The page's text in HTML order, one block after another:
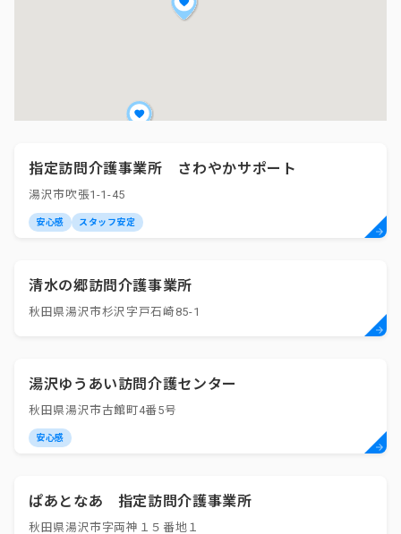
指定訪問介護事業所 さわやかサポート
湯沢市吹張1-1-45
安心感 スタッフ安定
清水の郷訪問介護事業所
秋田県湯沢市杉沢字戸石崎85-1
湯沢ゆうあい訪問介護センター
秋田県湯沢市古館町4番5号
安心感
ぱあとなあ 指定訪問介護事業所
秋田県湯沢市字両神１５番地１